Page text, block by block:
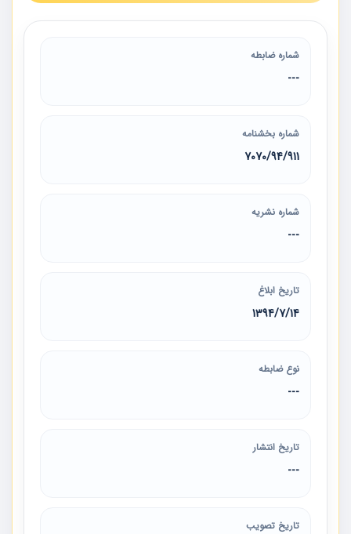
شماره ضابطه
---
شماره بخشنامه
7070/94/911
شماره نشریه
---
تاریخ ابلاغ
1394/7/14
نوع ضابطه
---
تاریخ انتشار
---
تاریخ تصویب